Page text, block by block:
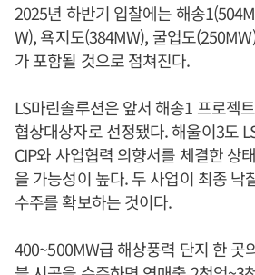
2025년 하반기 입찰에는 해송
W), 욕지도(384MW), 굴업도
가 포함될 것으로 점쳐진다.
LS마린솔루션은 앞서 해송1 프로젝
협상대상자로 선정됐다. 해울이3도
CIP와 사업협력 의향서를 체결한 상
을 가능성이 높다. 두 사업이 최종 낙
수주를 확보하는 것이다.
400~500MW급 해상풍력 단지 한 곳